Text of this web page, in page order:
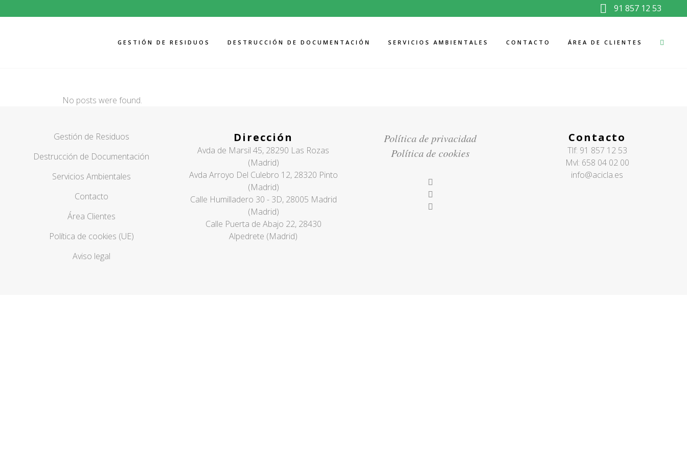
91 857 12 53
GESTIÓN DE RESIDUOS DESTRUCCIÓN DE DOCUMENTACIÓN SERVICIOS AMBIENTALES CONTACTO ÁREA DE CLIENTES
ARCHIVE
No posts were found.
Gestión de Residuos
Destrucción de Documentación
Servicios Ambientales
Contacto
Área Clientes
Política de cookies (UE)
Aviso legal
Dirección
Avda de Marsil 45, 28290 Las Rozas
(Madrid)
Avda Arroyo Del Culebro 12, 28320 Pinto
(Madrid)
Calle Humilladero 30 - 3D, 28005 Madrid
(Madrid)
Calle Puerta de Abajo 22, 28430
Alpedrete (Madrid)
Política de privacidad
Política de cookies
Contacto
Tlf: 91 857 12 53
Mvl: 658 04 02 00
info@acicla.es